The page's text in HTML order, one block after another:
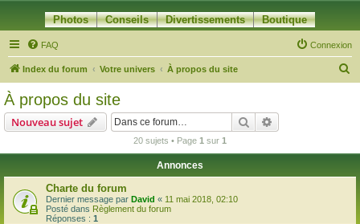
Photos Conseils Divertissements Boutique
FAQ Connexion
Index du forum Votre univers À propos du site
À propos du site
Nouveau sujet Rechercher
20 sujets • Page 1 sur 1
Annonces
Charte du forum
Dernier message par David « 11 mai 2018, 02:10
Posté dans Règlement du forum
Réponses : 1